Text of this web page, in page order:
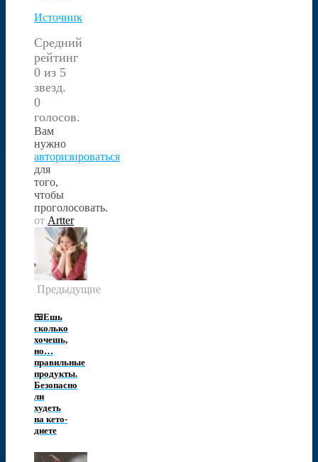
Источник
Средний
рейтинг
0 из 5
звезд.
0
голосов.
Вам
нужно
авторизироваться
для
того,
чтобы
проголосовать.
от Artter
Предыдущие
🍱Ешь
сколько
хочешь,
но…
правильные
продукты.
Безопасно
ли
худеть
на кето-
диете